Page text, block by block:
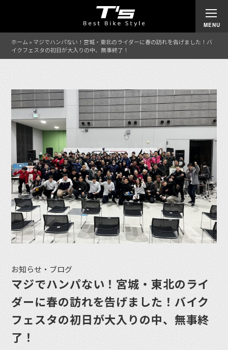
ホーム » マジでハンパない！宮城・東北のライダーに春の訪れを告げました！バ
イクフェスタの初日が大入りの中、無事終了！
お知らせ・ブログ
マジでハンパない！宮城・東北のライ
ダーに春の訪れを告げました！バイク
フェスタの初日が大入りの中、無事終
了！